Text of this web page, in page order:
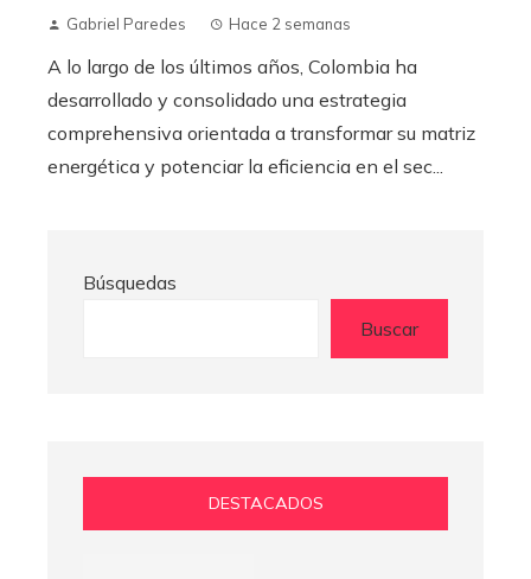
Gabriel Paredes Hace 2 semanas
A lo largo de los últimos años, Colombia ha
desarrollado y consolidado una estrategia
comprehensiva orientada a transformar su matriz
energética y potenciar la eficiencia en el sec...
Búsquedas
Buscar
DESTACADOS